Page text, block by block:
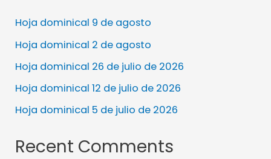
Hoja dominical 9 de agosto
Hoja dominical 2 de agosto
Hoja dominical 26 de julio de 2026
Hoja dominical 12 de julio de 2026
Hoja dominical 5 de julio de 2026
Recent Comments